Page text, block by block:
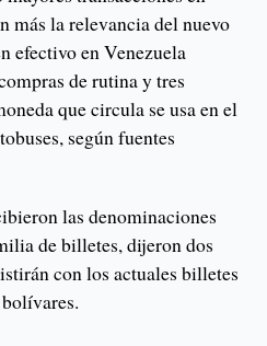
más la relevancia del nuevo
efectivo en Venezuela
de rutina y tres
que circula se usa en el
según fuentes
las denominaciones
de billetes, dijeron dos
con los actuales billetes